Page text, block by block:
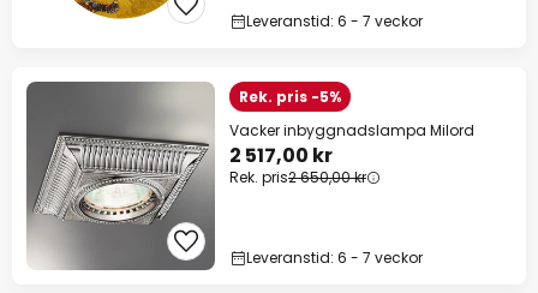
Leveranstid: 6 - 7 veckor
Rek. pris -5%
Vacker inbyggnadslampa Milord
2 517,00 kr
Rek. pris2 650,00 kr
Leveranstid: 6 - 7 veckor